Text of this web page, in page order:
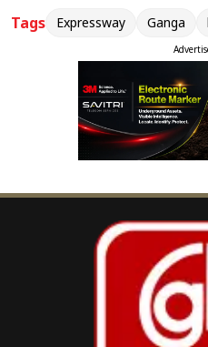
इंडस्ट्रियल नेटवर्क
संबंधित खबरें
तीन बार
निधन,
आईएमएलसी योजना के तहत
12 जिलों में 12 नोड्स बनाए
6,507 एकड़ भूमि चिन्हित की
भौगोलिक स्थिति और
डिजाइन किया गया है, ताकि
Tags Expressway Ganga